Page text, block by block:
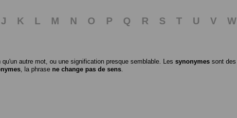
J K L M N O P Q R S T U V W
autre mot, ou une signification presque semblable. Les synonymes sont des
, la phrase ne change pas de sens.